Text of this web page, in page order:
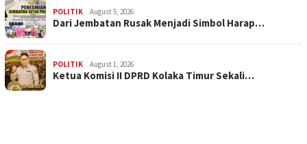
POLITIK August 5, 2026
Dari Jembatan Rusak Menjadi Simbol Harap…
POLITIK August 1, 2026
Ketua Komisi II DPRD Kolaka Timur Sekali…